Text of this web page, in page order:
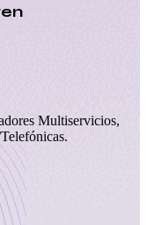
Multiservicios,